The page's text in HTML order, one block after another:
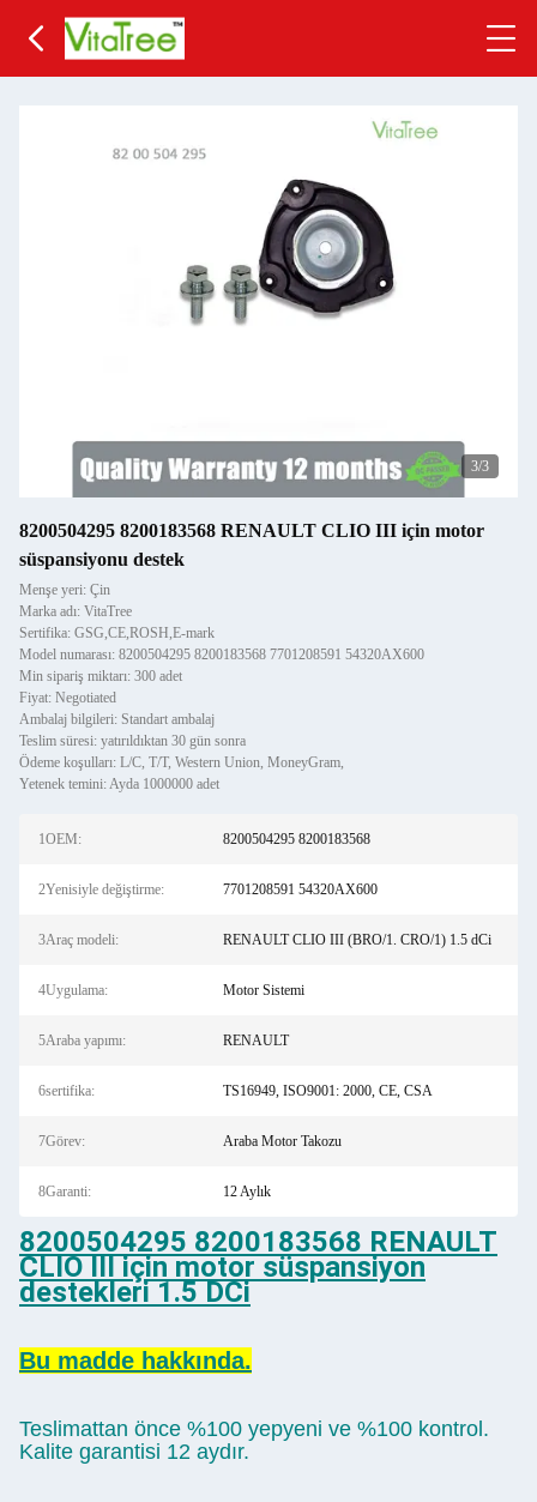
3/3
8200504295 8200183568 RENAULT CLIO III için motor
süspansiyonu destek
Menşe yeri: Çin
Marka adı: VitaTree
Sertifika: GSG,CE,ROSH,E-mark
Model numarası: 8200504295 8200183568 7701208591 54320AX600
Min sipariş miktarı: 300 adet
Fiyat: Negotiated
Ambalaj bilgileri: Standart ambalaj
Teslim süresi: yatırıldıktan 30 gün sonra
Ödeme koşulları: L/C, T/T, Western Union, MoneyGram,
Yetenek temini: Ayda 1000000 adet
1OEM: 8200504295 8200183568
2Yenisiyle değiştirme: 7701208591 54320AX600
3Araç modeli: RENAULT CLIO III (BRO/1. CRO/1) 1.5 dCi
4Uygulama: Motor Sistemi
5Araba yapımı: RENAULT
6sertifika: TS16949, ISO9001: 2000, CE, CSA
7Görev: Araba Motor Takozu
8Garanti: 12 Aylık
8200504295 8200183568 RENAULT
CLIO III için motor süspansiyon
destekleri 1.5 DCi
Bu madde hakkında.
Teslimattan önce %100 yepyeni ve %100 kontrol.
Kalite garantisi 12 aydır.